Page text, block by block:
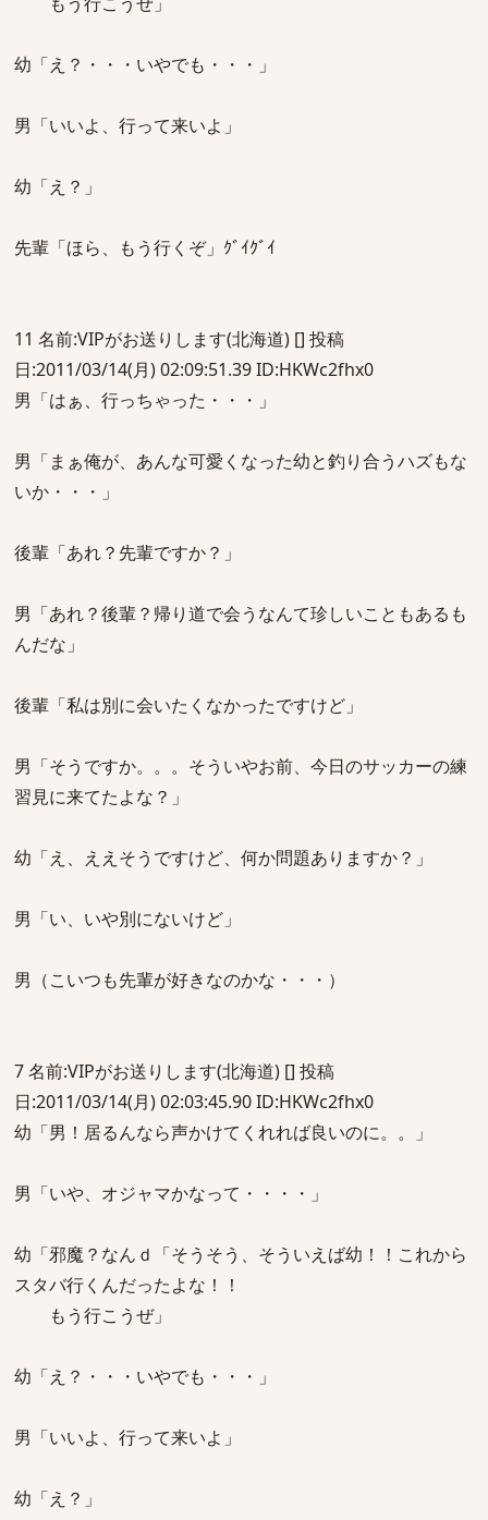
幼「え？・・・いやでも・・・」
男「いいよ、行って来いよ」
幼「え？」
先輩「ほら、もう行くぞ」ｸﾞｲｸﾞｲ
11 名前:VIPがお送りします(北海道) [] 投稿
日:2011/03/14(月) 02:09:51.39 ID:HKWc2fhx0
男「はぁ、行っちゃった・・・」
男「まぁ俺が、あんな可愛くなった幼と釣り合うハズもな
いか・・・」
後輩「あれ？先輩ですか？」
男「あれ？後輩？帰り道で会うなんて珍しいこともあるも
んだな」
後輩「私は別に会いたくなかったですけど」
男「そうですか。。。そういやお前、今日のサッカーの練
習見に来てたよな？」
幼「え、ええそうですけど、何か問題ありますか？」
男「い、いや別にないけど」
男（こいつも先輩が好きなのかな・・・）
7 名前:VIPがお送りします(北海道) [] 投稿
日:2011/03/14(月) 02:03:45.90 ID:HKWc2fhx0
幼「男！居るんなら声かけてくれれば良いのに。。」
男「いや、オジャマかなって・・・・」
幼「邪魔？なんｄ「そうそう、そういえば幼！！これから
スタバ行くんだったよな！！
もう行こうぜ」
幼「え？・・・いやでも・・・」
男「いいよ、行って来いよ」
幼「え？」